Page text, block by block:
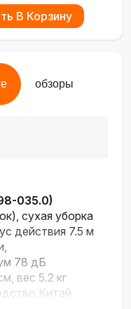
В Корзину
обзоры
035.0)
сухая уборка
действия 7.5 м
78 дБ
вес 5.2 кг
Китай